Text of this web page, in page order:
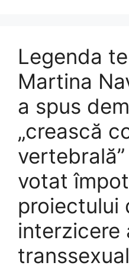
Legenda
Martina
a spus
„crească
votat
proiectului
interzicere